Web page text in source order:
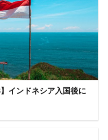
インドネシア入国後に